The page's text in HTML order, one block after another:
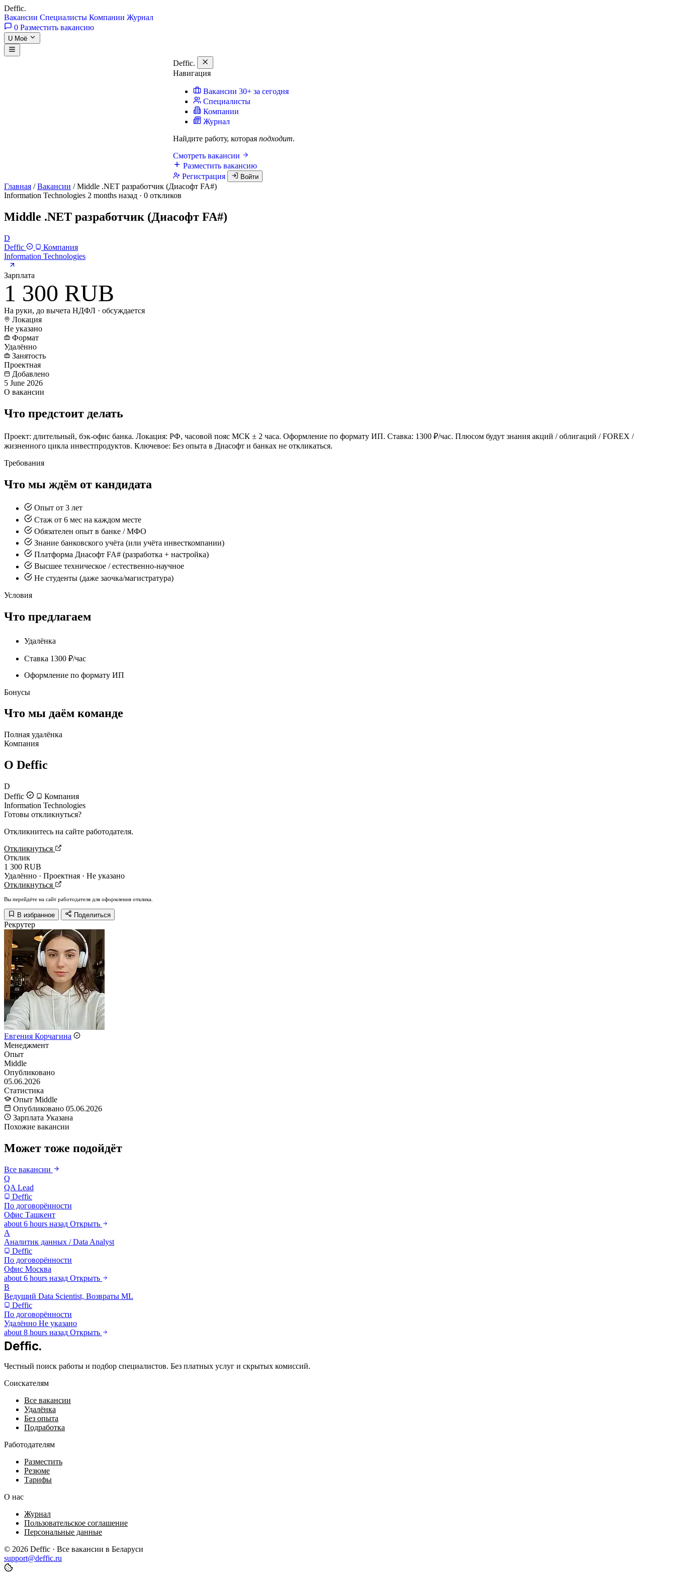
Deffic.
Вакансии Специалисты Компании Журнал
0 Разместить вакансию
U Моё
Deffic.
Навигация
Вакансии 30+ за сегодня
Специалисты
Компании
Журнал
Найдите работу, которая подходит.
Смотреть вакансии
Разместить вакансию
Регистрация
Войти
Главная / Вакансии / Middle .NET разработчик (Диасофт FA#)
Information Technologies 2 months назад · 0 откликов
Middle .NET разработчик (Диасофт FA#)
D
Deffic
Компания
Information Technologies
Зарплата
1 300 RUB
На руки, до вычета НДФЛ · обсуждается
Локация
Не указано
Формат
Удалённо
Занятость
Проектная
Добавлено
5 June 2026
О вакансии
Что предстоит делать
Проект: длительный, бэк-офис банка. Локация: РФ, часовой пояс МСК ± 2 часа. Оформление по формату ИП. Ставка: 1300 ₽/час. Плюсом будут знания акций / облигаций / FOREX /
жизненного цикла инвестпродуктов. Ключевое: Без опыта в Диасофт и банках не откликаться.
Требования
Что мы ждём от кандидата
Опыт от 3 лет
Стаж от 6 мес на каждом месте
Обязателен опыт в банке / МФО
Знание банковского учёта (или учёта инвесткомпании)
Платформа Диасофт FA# (разработка + настройка)
Высшее техническое / естественно-научное
Не студенты (даже заочка/магистратура)
Условия
Что предлагаем
Удалёнка
Ставка 1300 ₽/час
Оформление по формату ИП
Бонусы
Что мы даём команде
Полная удалёнка
Компания
О Deffic
D
Deffic
Компания
Information Technologies
Готовы откликнуться?
Откликнитесь на сайте работодателя.
Откликнуться
Отклик
1 300 RUB
Удалённо · Проектная · Не указано
Откликнуться
Вы перейдёте на сайт работодателя для оформления отклика.
В избранное Поделиться
Рекрутер
Евгения Корчагина
Менеджмент
Опыт
Middle
Опубликовано
05.06.2026
Статистика
Опыт Middle
Опубликовано 05.06.2026
Зарплата Указана
Похожие вакансии
Может тоже подойдёт
Все вакансии
Q
QA Lead
Deffic
По договорённости
Офис Ташкент
about 6 hours назад Открыть
А
Аналитик данных / Data Analyst
Deffic
По договорённости
Офис Москва
about 6 hours назад Открыть
В
Ведущий Data Scientist, Возвраты ML
Deffic
По договорённости
Удалённо Не указано
about 8 hours назад Открыть
Deffic.
Честный поиск работы и подбор специалистов. Без платных услуг и скрытых комиссий.
Соискателям
Все вакансии
Удалёнка
Без опыта
Подработка
Работодателям
Разместить
Резюме
Тарифы
О нас
Журнал
Пользовательское соглашение
Персональные данные
© 2026 Deffic · Все вакансии в Беларуси
support@deffic.ru